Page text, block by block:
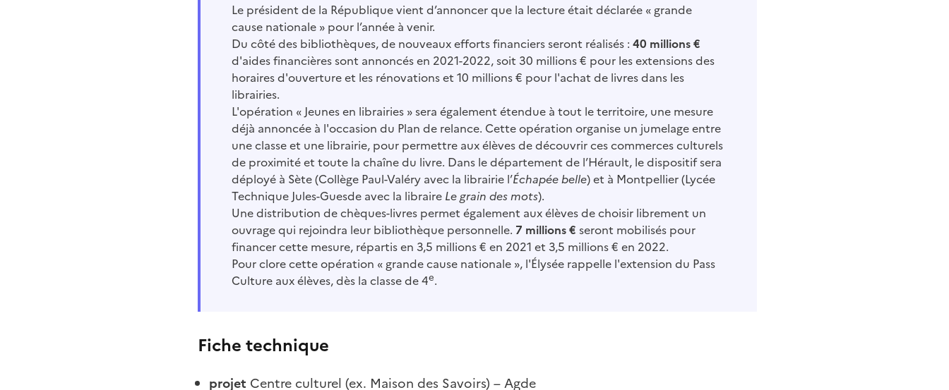
Le président de la République vient d’annoncer que la lecture était déclarée « grande
cause nationale » pour l’année à venir.
Du côté des bibliothèques, de nouveaux efforts financiers seront réalisés : 40 millions €
d'aides financières sont annoncés en 2021-2022, soit 30 millions € pour les extensions des
horaires d'ouverture et les rénovations et 10 millions € pour l'achat de livres dans les
librairies.
L'opération « Jeunes en librairies » sera également étendue à tout le territoire, une mesure
déjà annoncée à l'occasion du Plan de relance. Cette opération organise un jumelage entre
une classe et une librairie, pour permettre aux élèves de découvrir ces commerces culturels
de proximité et toute la chaîne du livre. Dans le département de l’Hérault, le dispositif sera
déployé à Sète (Collège Paul-Valéry avec la librairie l’Échapée belle) et à Montpellier (Lycée
Technique Jules-Guesde avec la libraire Le grain des mots).
Une distribution de chèques-livres permet également aux élèves de choisir librement un
ouvrage qui rejoindra leur bibliothèque personnelle. 7 millions € seront mobilisés pour
financer cette mesure, répartis en 3,5 millions € en 2021 et 3,5 millions € en 2022.
Pour clore cette opération « grande cause nationale », l'Élysée rappelle l'extension du Pass
Culture aux élèves, dès la classe de 4e.
Fiche technique
projet Centre culturel (ex. Maison des Savoirs) – Agde